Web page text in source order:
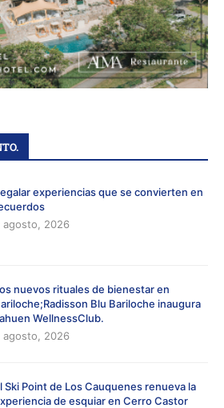
experiencias que se convierten en
agosto, 2026
nuevos rituales de bienestar en
Blu Bariloche inaugura
WellnessClub.
agosto, 2026
Ski Point de Los Cauquenes renueva la
de esquiar en Cerro Castor